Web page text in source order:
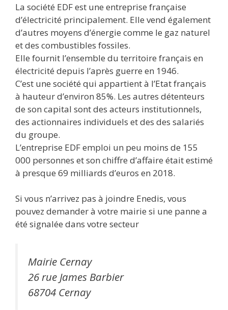
La société EDF est une entreprise française
d’électricité principalement. Elle vend également
d’autres moyens d’énergie comme le gaz naturel
et des combustibles fossiles.
Elle fournit l’ensemble du territoire français en
électricité depuis l’après guerre en 1946.
C’est une société qui appartient à l’Etat français
à hauteur d’environ 85%. Les autres détenteurs
de son capital sont des acteurs institutionnels,
des actionnaires individuels et des des salariés
du groupe.
L’entreprise EDF emploi un peu moins de 155
000 personnes et son chiffre d’affaire était estimé
à presque 69 milliards d’euros en 2018.
Si vous n’arrivez pas à joindre Enedis, vous
pouvez demander à votre mairie si une panne a
été signalée dans votre secteur
Mairie Cernay
26 rue James Barbier
68704 Cernay